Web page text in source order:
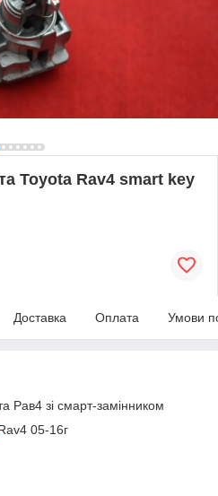
Toyota Rav4 smart key
Доставка Оплата Умови
Рав4 зі смарт-замінником
05-16г